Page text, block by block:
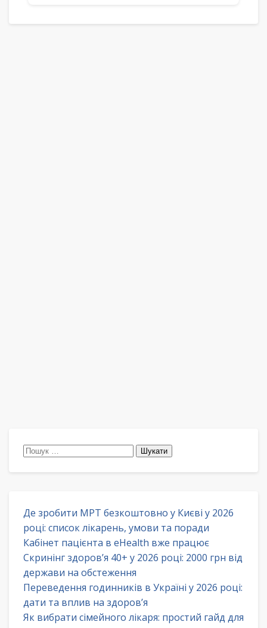
Пошук:
Де зробити МРТ безкоштовно у Києві у 2026
році: список лікарень, умови та поради
Кабінет пацієнта в eHealth вже працює
Скринінг здоров’я 40+ у 2026 році: 2000 грн від
держави на обстеження
Переведення годинників в Україні у 2026 році:
дати та вплив на здоров’я
Як вибрати сімейного лікаря: простий гайд для